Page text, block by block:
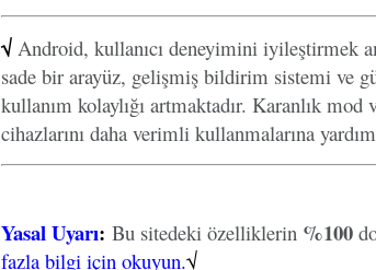
√ Android, kullanıcı deneyimini iyileştirmek
sade bir arayüz, gelişmiş bildirim sistemi ve
kullanım kolaylığı artmaktadır. Karanlık mod
cihazlarını daha verimli kullanmalarına
Yasal Uyarı: Bu sitedeki özelliklerin %100
fazla bilgi için okuyun.√